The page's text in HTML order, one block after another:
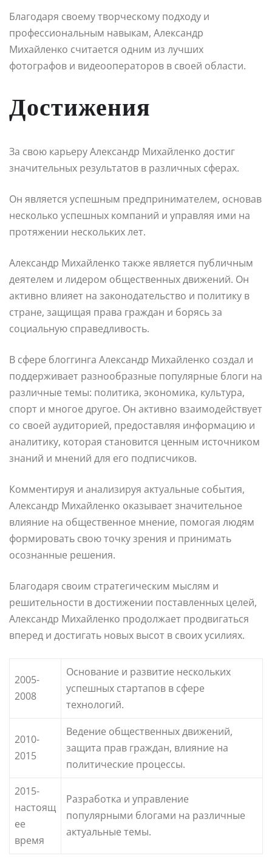
Благодаря своему творческому подходу и
профессиональным навыкам, Александр
Михайленко считается одним из лучших
фотографов и видеооператоров в своей области.
Достижения
За свою карьеру Александр Михайленко достиг
значительных результатов в различных сферах.
Он является успешным предпринимателем, основав
несколько успешных компаний и управляя ими на
протяжении нескольких лет.
Александр Михайленко также является публичным
деятелем и лидером общественных движений. Он
активно влияет на законодательство и политику в
стране, защищая права граждан и борясь за
социальную справедливость.
В сфере блоггинга Александр Михайленко создал и
поддерживает разнообразные популярные блоги на
различные темы: политика, экономика, культура,
спорт и многое другое. Он активно взаимодействует
со своей аудиторией, предоставляя информацию и
аналитику, которая становится ценным источником
знаний и мнений для его подписчиков.
Комментируя и анализируя актуальные события,
Александр Михайленко оказывает значительное
влияние на общественное мнение, помогая людям
формировать свою точку зрения и принимать
осознанные решения.
Благодаря своим стратегическим мыслям и
решительности в достижении поставленных целей,
Александр Михайленко продолжает продвигаться
вперед и достигать новых высот в своих усилиях.
2005-
2008
Основание и развитие нескольких
успешных стартапов в сфере
технологий.
2010-
2015
Ведение общественных движений,
защита прав граждан, влияние на
политические процессы.
2015-
настоящ
ее
время
Разработка и управление
популярными блогами на различные
актуальные темы.